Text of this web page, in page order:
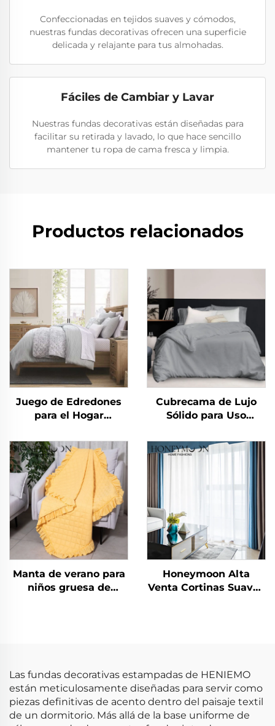
Confeccionadas en tejidos suaves y cómodos,
nuestras fundas decorativas ofrecen una superficie
delicada y relajante para tus almohadas.
Fáciles de Cambiar y Lavar
Nuestras fundas decorativas están diseñadas para
facilitar su retirada y lavado, lo que hace sencillo
mantener tu ropa de cama fresca y limpia.
Productos relacionados
Juego de Edredones
para el Hogar
CozyLux Edredón de
Sarga Rizada
Cubrecama de Lujo
Sólido para Uso
Algodón Lavado de
Alta Calidad y
Manta de verano para
niños gruesa de
Honeymoon Alta
Venta Cortinas Suaves
Las fundas decorativas estampadas de HENIEMO
están meticulosamente diseñadas para servir como
piezas definitivas de acento dentro del paisaje textil
de un dormitorio. Más allá de la base uniforme de